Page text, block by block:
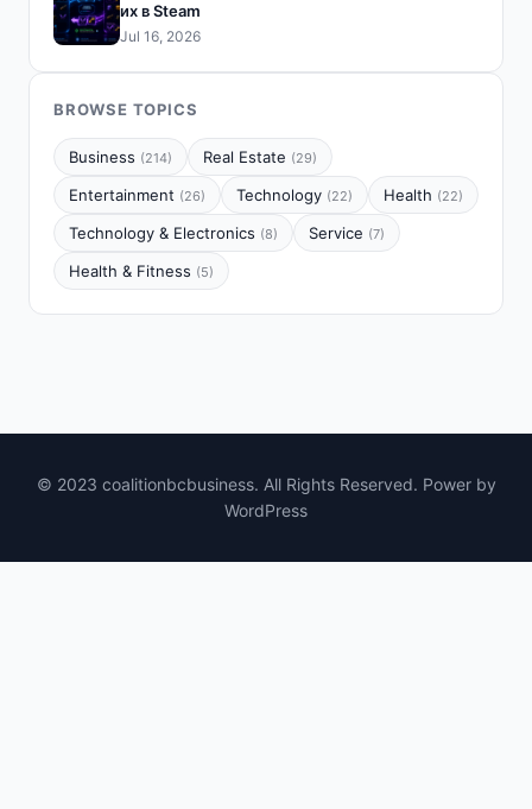
их в Steam
Jul 16, 2026
BROWSE TOPICS
Business (214) Real Estate (29)
Entertainment (26) Technology (22) Health (22)
Technology & Electronics (8) Service (7)
Health & Fitness (5)
© 2023 coalitionbcbusiness. All Rights Reserved. Power by
WordPress